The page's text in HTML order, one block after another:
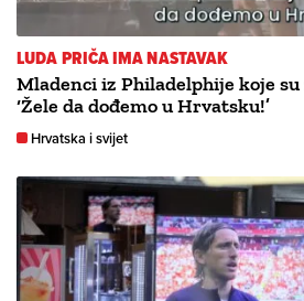
LUDA PRIČA IMA NASTAVAK
Mladenci iz Philadelphije koje
‘Žele da dođemo u Hrvatsku!’
Hrvatska i svijet